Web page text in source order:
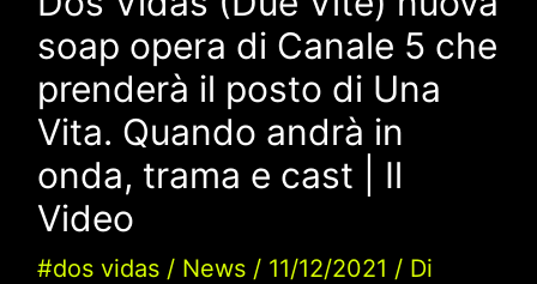
soap opera di Canale 5 che
prenderà il posto di Una
Vita. Quando andrà in
onda, trama e cast | Il
Video
#dos vidas/ News/ 11/12/2021 / Di